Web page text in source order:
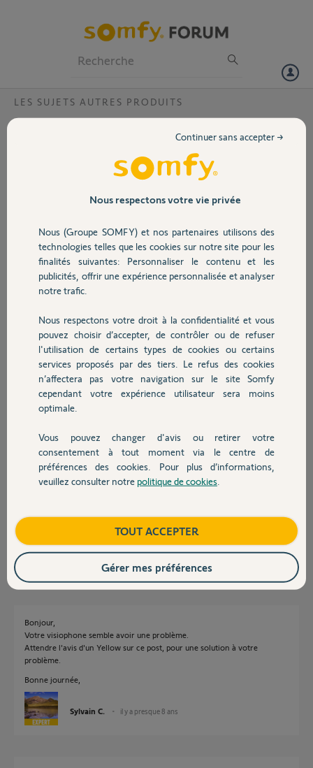
Volet
Sécurité
Domotique
Chauffage
Autres produits
Devis avec un pro
Contact
LES SUJETS AUTRES PRODUITS
Problème tic tac permanent sur visiophone
Mon visiophone V600 émet un petit son comme un petit TIC toutes
les 2 secondes pourtant tout est bien branché et le produit est neuf.
il y a presque 8 ans
Participer au fil de discussion
Bonjour,
Avez vous essayé de débrancher le bloc d'alimentation quelques
secondes puis le rebrancher ?
tenez nous informés!
Bonjour j'ai bien essayé de débrancher le bloc alimentation puis de le
Ça m'embête car mise à part ça tout fonctionne il comprit la gâche
Bonjour,
Votre visiophone semble avoir une problème.
Attendre l'avis d'un Yellow sur ce post, pour une solution à votre
problème.
Bonne journée,
Sylvain C. il y a presque 8 ans
Nous respectons votre vie privée
Nous (Groupe SOMFY) et nos partenaires utilisons des
technologies telles que les cookies sur notre site pour les
finalités suivantes: Personnaliser le contenu et les
publicités, offrir une expérience personnalisée et analyser
notre trafic.
Nous respectons votre droit à la confidentialité et vous
pouvez choisir d’accepter, de contrôler ou de refuser
l'utilisation de certains types de cookies ou certains
services proposés par des tiers. Le refus des cookies
n’affectera pas votre navigation sur le site Somfy
cependant votre expérience utilisateur sera moins
optimale.
Vous pouvez changer d'avis ou retirer votre
consentement à tout moment via le centre de
préférences des cookies. Pour plus d’informations,
veuillez consulter notre politique de cookies
Continuer sans accepter →
TOUT ACCEPTER
Gérer mes préférences